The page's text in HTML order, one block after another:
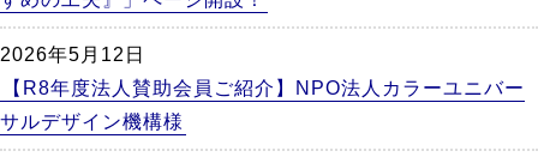
2026年5月12日
【R8年度法人賛助会員ご紹介】NPO法人カラーユニバー
サルデザイン機構様